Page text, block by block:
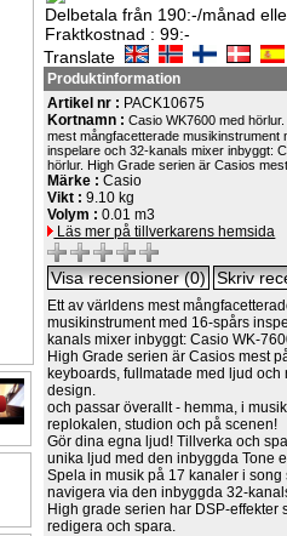
Delbetala från 190:-/månad
Fraktkostnad : 99:-
Translate
Produktinformation
Artikel nr : PACK10675
Kortnamn :Casio WK7600 med
mest mångfacetterade musikinstrument
inspelare och 32-kanals mixer inbyggt:
hörlur. High Grade serien är Casios
Märke :Casio
Vikt :9.10 kg
Volym :0.01 m3
Läs mer på tillverkarens hemsida
Ett av världens mest
musikinstrument med 16-spårs
kanals mixer inbyggt: Casio WK-
High Grade serien är Casios mest
keyboards, fullmatade med ljud och
design.
och passar överallt - hemma, i
replokalen, studion och på scenen!
Gör dina egna ljud! Tillverka och
unika ljud med den inbyggda Tone
Spela in musik på 17 kanaler i song
navigera via den inbyggda 32-
High grade serien har DSP-effekter
redigera och spara.